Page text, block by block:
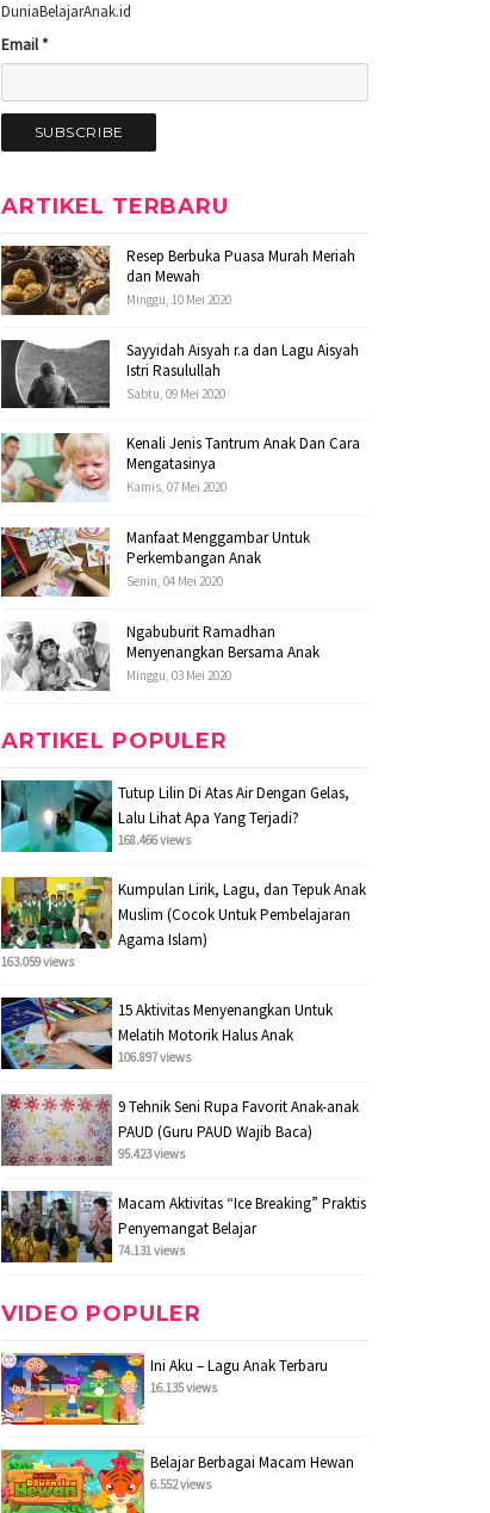
DuniaBelajarAnak.id
Email *
ARTIKEL TERBARU
Resep Berbuka Puasa Murah Meriah
dan Mewah
Minggu, 10 Mei 2020
Sayyidah Aisyah r.a dan Lagu Aisyah
Istri Rasulullah
Sabtu, 09 Mei 2020
Kenali Jenis Tantrum Anak Dan Cara
Mengatasinya
Kamis, 07 Mei 2020
Manfaat Menggambar Untuk
Perkembangan Anak
Senin, 04 Mei 2020
Ngabuburit Ramadhan
Menyenangkan Bersama Anak
Minggu, 03 Mei 2020
ARTIKEL POPULER
Tutup Lilin Di Atas Air Dengan Gelas,
Lalu Lihat Apa Yang Terjadi?
168.466 views
Kumpulan Lirik, Lagu, dan Tepuk Anak
Muslim (Cocok Untuk Pembelajaran
Agama Islam)
163.059 views
15 Aktivitas Menyenangkan Untuk
Melatih Motorik Halus Anak
106.897 views
9 Tehnik Seni Rupa Favorit Anak-anak
PAUD (Guru PAUD Wajib Baca)
95.423 views
Macam Aktivitas “Ice Breaking” Praktis
Penyemangat Belajar
74.131 views
VIDEO POPULER
Ini Aku – Lagu Anak Terbaru
16.135 views
Belajar Berbagai Macam Hewan
6.552 views